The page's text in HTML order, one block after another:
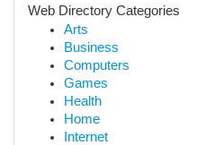
Web Directory Categories
Arts
Business
Computers
Games
Health
Home
Internet